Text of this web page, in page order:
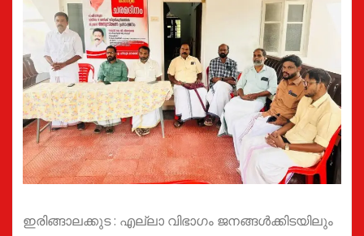
ഇരിങ്ങാലക്കുട : എല്ലാ വിഭാഗം ജനങ്ങൾക്കിടയിലും